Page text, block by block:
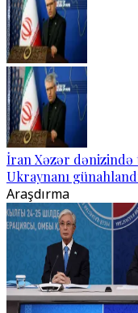
İran Xəzər dənizində
Ukraynanı
Araşdırma